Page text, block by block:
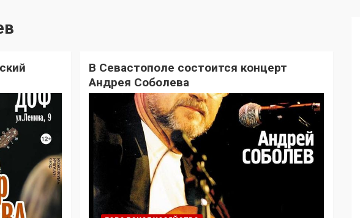
В Севастополе состоится концерт
Андрея Соболева